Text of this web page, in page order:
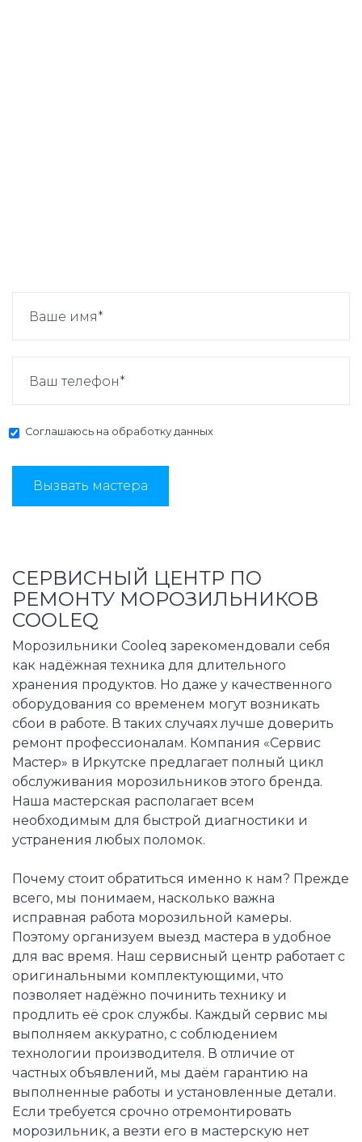
Соглашаюсь на обработку данных
Вызвать мастера
СЕРВИСНЫЙ ЦЕНТР ПО
РЕМОНТУ МОРОЗИЛЬНИКОВ
COOLEQ
Морозильники Cooleq зарекомендовали себя
как надёжная техника для длительного
хранения продуктов. Но даже у качественного
оборудования со временем могут возникать
сбои в работе. В таких случаях лучше доверить
ремонт профессионалам. Компания «Сервис
Мастер» в Иркутске предлагает полный цикл
обслуживания морозильников этого бренда.
Наша мастерская располагает всем
необходимым для быстрой диагностики и
устранения любых поломок.
Почему стоит обратиться именно к нам? Прежде
всего, мы понимаем, насколько важна
исправная работа морозильной камеры.
Поэтому организуем выезд мастера в удобное
для вас время. Наш сервисный центр работает с
оригинальными комплектующими, что
позволяет надёжно починить технику и
продлить её срок службы. Каждый сервис мы
выполняем аккуратно, с соблюдением
технологии производителя. В отличие от
частных объявлений, мы даём гарантию на
выполненные работы и установленные детали.
Если требуется срочно отремонтировать
морозильник, а везти его в мастерскую нет